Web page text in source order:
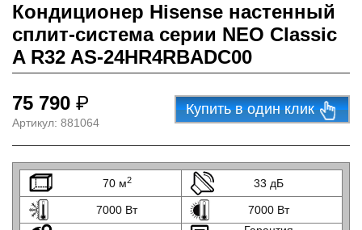
Кондиционер Hisense настенный
сплит-система серии NEO Classic
A R32 AS-24HR4RBADC00
75 790 ₽
Артикул: 881064
Купить в один клик
70 м2 33 дБ
7000 Вт 7000 Вт